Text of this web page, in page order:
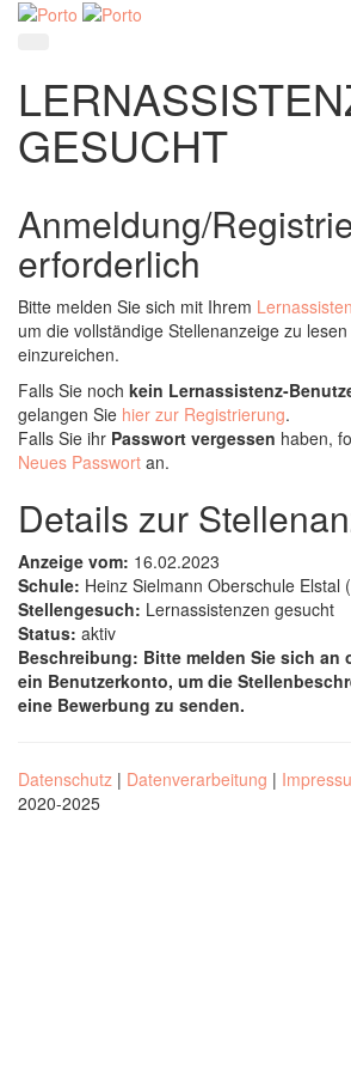
GESUCHT
Anmeldung/
erforderlich
Bitte melden Sie sich mit Ihrem
um die vollständige Stellenanzeige zu
einzureichen.
Falls Sie noch kein Lernassistenz-
gelangen Sie hier zur Registrierung.
Falls Sie ihr Passwort vergessen haben,
Neues Passwort an.
Details zur
Anzeige vom: 16.02.2023
Schule: Heinz Sielmann Oberschule Elstal
Stellengesuch: Lernassistenzen gesucht
Status: aktiv
Beschreibung: Bitte melden Sie sich an
ein Benutzerkonto, um die
eine Bewerbung zu senden.
Datenschutz | Datenverarbeitung |
2020-2025